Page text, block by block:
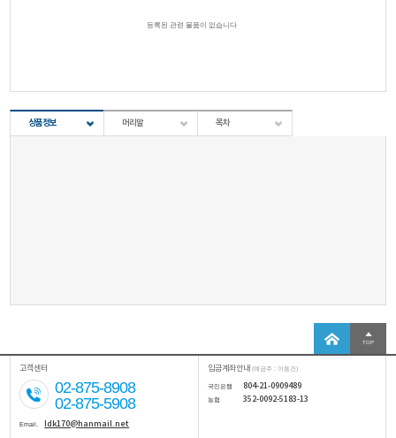
등록된 관련 물품이 없습니다
상품정보 머리말 목차
TOP
고객센터
02-875-8908
02-875-5908
Email. ldk170@hanmail.net
입금계좌안내 (예금주 : 이동건)
국민은행 804-21-0909489
농협 352-0092-5183-13